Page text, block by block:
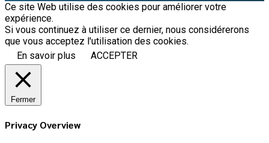
Ce site Web utilise des cookies pour améliorer votre
expérience.
Si vous continuez à utiliser ce dernier, nous considérerons
que vous acceptez l'utilisation des cookies.
En savoir plus
ACCEPTER
Fermer
Privacy Overview